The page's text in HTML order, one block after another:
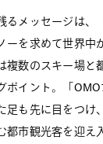
るメッセージは、
ーを求めて世界中
複数のスキー場と
ポイント。「
足も先に目をつけ
都市観光客を迎え